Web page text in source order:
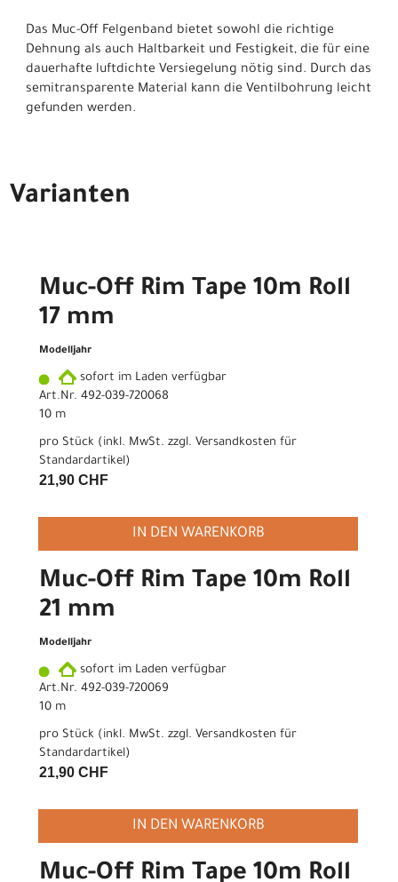
Das Muc-Off Felgenband bietet sowohl die richtige
Dehnung als auch Haltbarkeit und Festigkeit, die für eine
dauerhafte luftdichte Versiegelung nötig sind. Durch das
semitransparente Material kann die Ventilbohrung leicht
gefunden werden.
Varianten
Muc-Off Rim Tape 10m Roll
17 mm
Modelljahr
sofort im Laden verfügbar
Art.Nr. 492-039-720068
10 m
pro Stück (inkl. MwSt. zzgl. Versandkosten für
Standardartikel)
21,90 CHF
IN DEN WARENKORB
Muc-Off Rim Tape 10m Roll
21 mm
Modelljahr
sofort im Laden verfügbar
Art.Nr. 492-039-720069
10 m
pro Stück (inkl. MwSt. zzgl. Versandkosten für
Standardartikel)
21,90 CHF
IN DEN WARENKORB
Muc-Off Rim Tape 10m Roll